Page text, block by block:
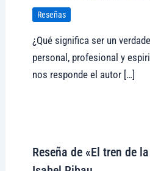
Reseñas
¿Qué significa ser un
personal, profesional y
nos responde el autor […]
Reseña de «El tren de